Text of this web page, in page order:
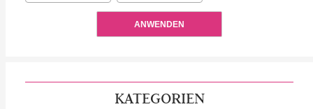
ANWENDEN
KATEGORIEN